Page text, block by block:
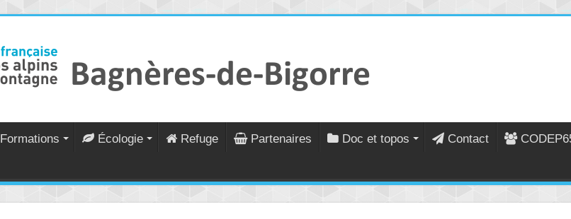
Formations Écologie Refuge Partenaires Doc et topos Contact